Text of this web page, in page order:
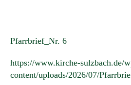
Pfarrbrief_Nr. 6
https://www.kirche-sulzbach.de/
content/uploads/2026/07/